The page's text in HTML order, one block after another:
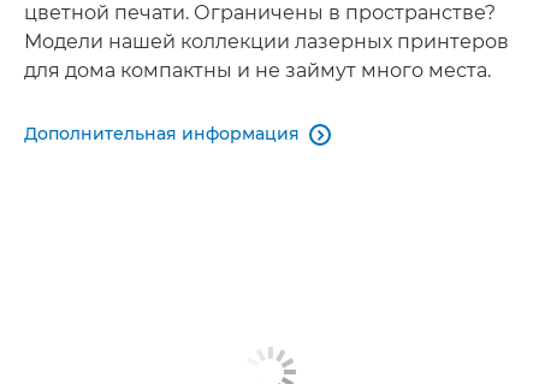
цветной печати. Ограничены в пространстве?
Модели нашей коллекции лазерных принтеров
для дома компактны и не займут много места.
Дополнительная информация 